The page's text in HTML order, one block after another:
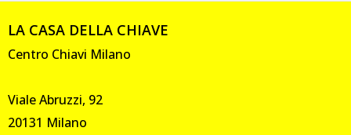
LA CASA DELLA CHIAVE
Centro Chiavi Milano
Viale Abruzzi, 92
20131 Milano